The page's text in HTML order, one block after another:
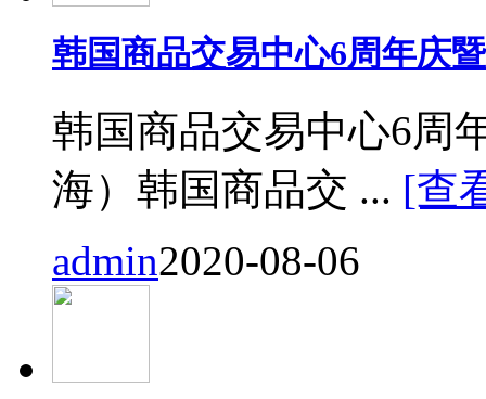
韩国商品交易中心6周年庆
韩国商品交易中心6周
海）韩国商品交 ... [查
admin2020-08-06